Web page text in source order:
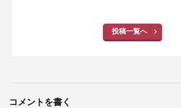
投稿一覧へ
コメントを書く